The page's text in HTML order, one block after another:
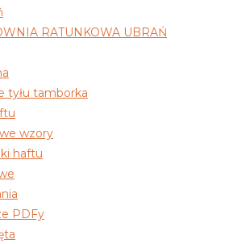
RATUNKOWA UBRAŃ
tyłu tamborka
wzory
haftu
PDFy